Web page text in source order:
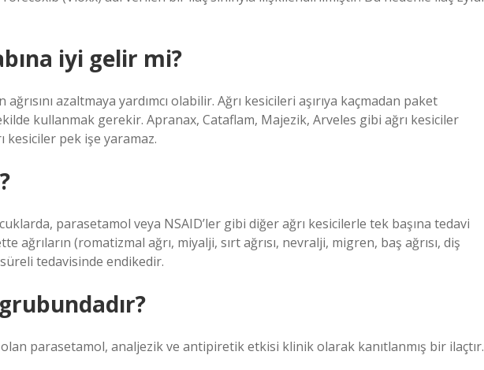
iyi gelir mi?
azaltmaya yardımcı olabilir. Ağrı kesicileri aşırıya kaçmadan paket
kullanmak gerekir. Apranax, Cataflam, Majezik, Arveles gibi ağrı kesiciler
kesiciler pek işe yaramaz.
parasetamol veya NSAID’ler gibi diğer ağrı kesicilerle tek başına tedavi
ağrıların (romatizmal ağrı, miyalji, sırt ağrısı, nevralji, migren, baş ağrısı, diş
tedavisinde endikedir.
parasetamol, analjezik ve antipiretik etkisi klinik olarak kanıtlanmış bir ilaçtır.